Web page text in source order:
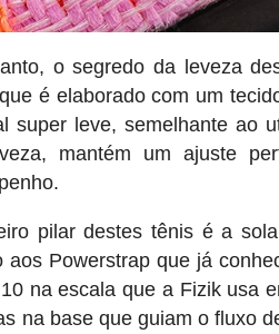
o segredo da leveza
é elaborado com um
super leve, semelhante ao
mantém um ajuste
pilar destes tênis é a
aos Powerstrap que já
na escala que a Fizik usa
na base que guiam o fluxo